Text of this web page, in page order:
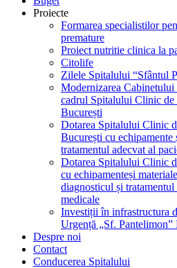
Proiecte
Formarea specialistilor
premature
Proiect nutritie clinica la
Citolife
Zilele Spitalului “Sfântul
Modernizarea
cadrul Spitalului Clinic de
București
Dotarea Spitalului Clinic
București cu echipamente
tratamentul adecvat al
Dotarea Spitalului Clinic
cu echipamenteși
diagnosticul și
medicale
Investiții în infrastructura
Urgență „Sf. Pantelimon”
Despre noi
Contact
Conducerea Spitalului